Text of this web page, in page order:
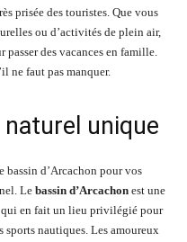
prisée des touristes. Que vous
ou d’activités de plein air,
des vacances en famille.
ne faut pas manquer.
unique
bassin d’Arcachon pour vos
Le bassin d’Arcachon est une
qui en fait un lieu privilégié pour
sports nautiques. Les amoureux